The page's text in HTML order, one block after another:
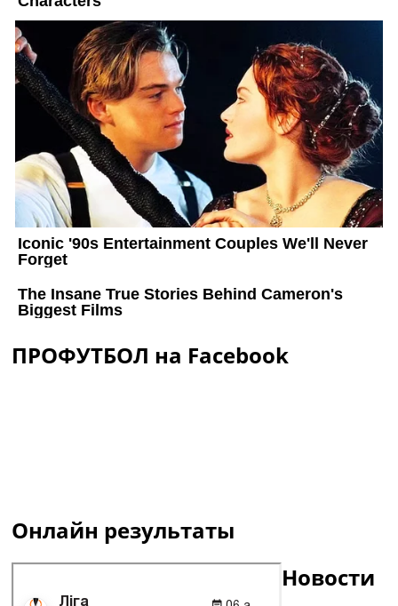
ПРОФУТБОЛ на Facebook
Онлайн результаты
Новости